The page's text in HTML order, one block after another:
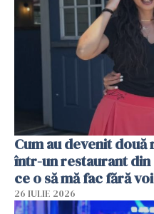
Cum au devenit
într-un restaurant din
ce o să mă fac fără
26 IULIE 2026